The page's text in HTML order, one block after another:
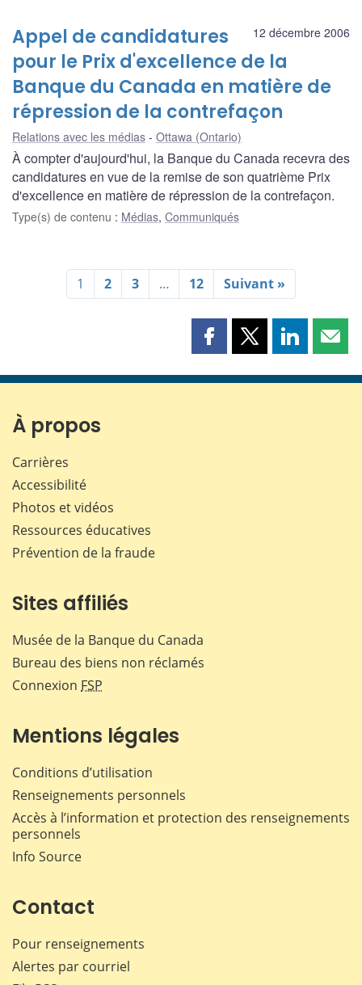
12 décembre 2006
Appel de candidatures
pour le Prix d'excellence de la
Banque du Canada en matière de
répression de la contrefaçon
Relations avec les médias Ottawa (Ontario)
À compter d'aujourd'hui, la Banque du Canada recevra des
candidatures en vue de la remise de son quatrième Prix
d'excellence en matière de répression de la contrefaçon.
Type(s) de contenu : Médias, Communiqués
1 2 3 … 12 Suivant »
Partager
page
Partager
page
Partager
page page
À propos
Carrières
Accessibilité
Photos et vidéos
Ressources éducatives
Prévention de la fraude
Sites affiliés
Musée de la Banque du Canada
Bureau des biens non réclamés
Connexion FSP
Mentions légales
Conditions d’utilisation
Renseignements personnels
Accès à l’information et protection des renseignements
personnels
Info Source
Contact
Pour renseignements
Alertes par courriel